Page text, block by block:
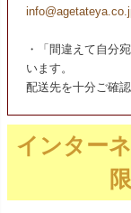
・「間違えて自分
います。
配送先を十分ご確
インター